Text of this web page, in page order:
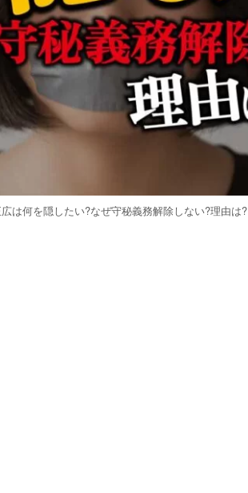
は何を隠したい?なぜ守秘義務解除しない?理由は?